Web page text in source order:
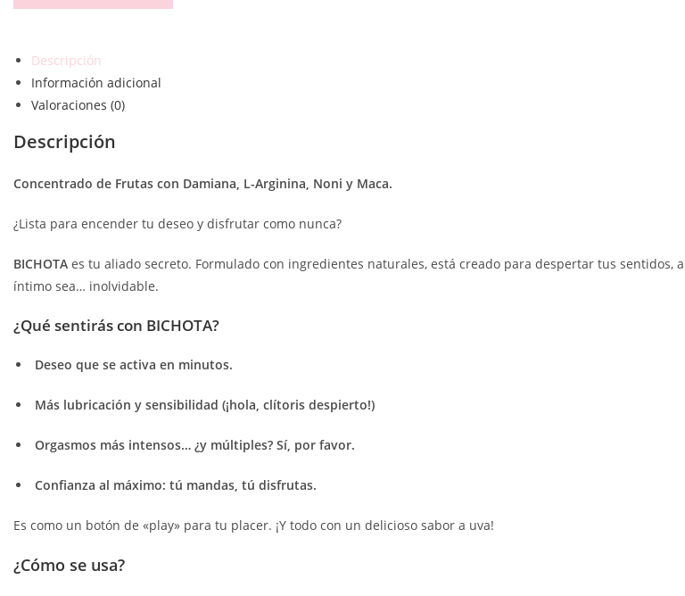
Descripción
Información adicional
Valoraciones (0)
Descripción
Concentrado de Frutas con Damiana, L-Arginina, Noni y Maca.
¿Lista para encender tu deseo y disfrutar como nunca?
BICHOTA es tu aliado secreto. Formulado con ingredientes naturales, está creado para despertar tus sentidos,
íntimo sea… inolvidable. ️
¿Qué sentirás con BICHOTA?
Deseo que se activa en minutos.
Más lubricación y sensibilidad (¡hola, clítoris despierto!)
Orgasmos más intensos… ¿y múltiples? Sí, por favor.
Confianza al máximo: tú mandas, tú disfrutas.
Es como un botón de «play» para tu placer. ¡Y todo con un delicioso sabor a uva!
¿Cómo se usa?